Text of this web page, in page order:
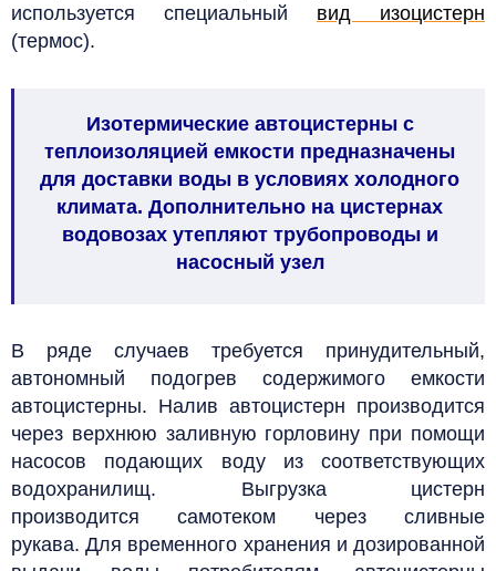
используется специальный вид изоцистерн
(термос).
Изотермические автоцистерны с
теплоизоляцией емкости предназначены
для доставки воды в условиях холодного
климата. Дополнительно на цистернах
водовозах утепляют трубопроводы и
насосный узел
В ряде случаев требуется принудительный,
автономный подогрев содержимого емкости
автоцистерны. Налив автоцистерн производится
через верхнюю заливную горловину при помощи
насосов подающих воду из соответствующих
водохранилищ. Выгрузка цистерн
производится самотеком через сливные
рукава. Для временного хранения и дозированной